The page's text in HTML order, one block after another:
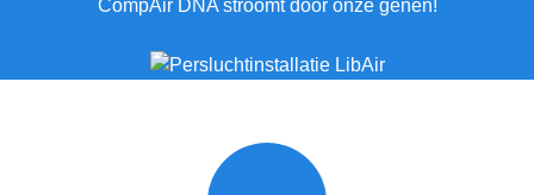
CompAir DNA stroomt door onze genen!